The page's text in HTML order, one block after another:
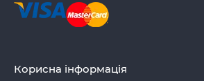
Корисна інформація